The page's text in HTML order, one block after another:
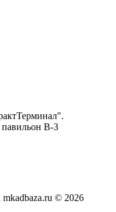
павильон В-3
mkadbaza.ru © 2026